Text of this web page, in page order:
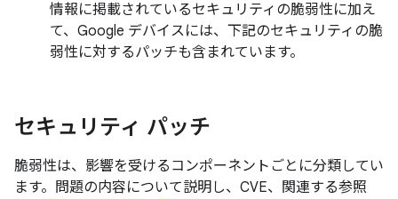
情報に掲載されているセキュリティの脆弱性に加え
て、Google デバイスには、下記のセキュリティの脆
弱性に対するパッチも含まれています。
セキュリティ パッチ
脆弱性は、影響を受けるコンポーネントごとに分類してい
ます。問題の内容について説明し、CVE、関連する参照